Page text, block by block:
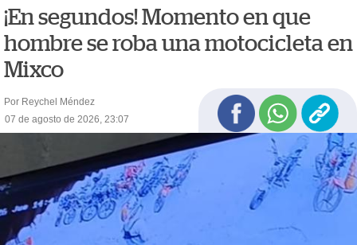
¡En segundos! Momento en que
hombre se roba una motocicleta en
Mixco
Por Reychel Méndez
07 de agosto de 2026, 23:07